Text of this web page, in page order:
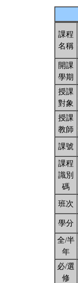
課程
名稱
開課
學期
授課
對象
授課
教師
課號
課程
識別
碼
班次
學分
全/半
年
必/選
修